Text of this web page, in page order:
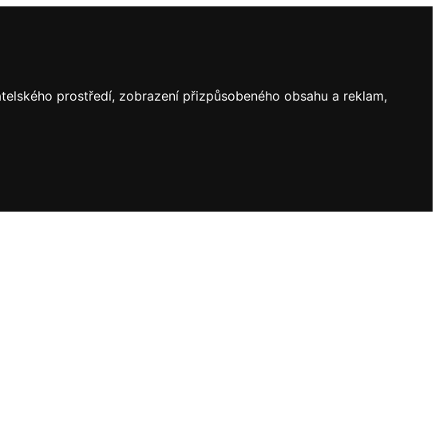
prostředí, zobrazení přizpůsobeného obsahu a reklam,